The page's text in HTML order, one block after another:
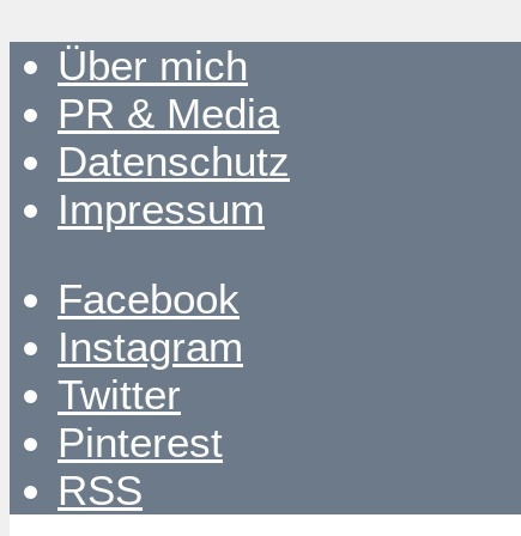
Über mich
PR & Media
Datenschutz
Impressum
Facebook
Instagram
Twitter
Pinterest
RSS